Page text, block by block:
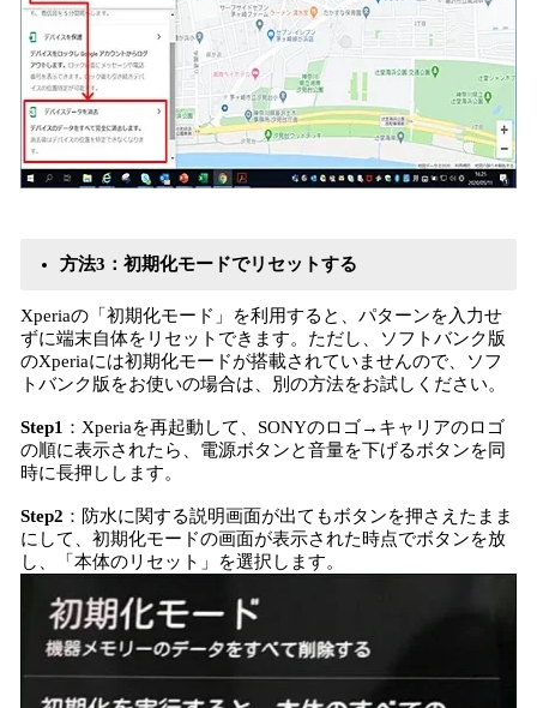
方法3：初期化モードでリセットする
Xperiaの「初期化モード」を利用すると、パターンを入力せ
ずに端末自体をリセットできます。ただし、ソフトバンク版
のXperiaには初期化モードが搭載されていませんので、ソフ
トバンク版をお使いの場合は、別の方法をお試しください。
Step1 ：Xperiaを再起動して、SONYのロゴ→キャリアのロゴ
の順に表示されたら、電源ボタンと音量を下げるボタンを同
時に長押しします。
Step2 ：防水に関する説明画面が出てもボタンを押さえたまま
にして、初期化モードの画面が表示された時点でボタンを放
し、「本体のリセット」を選択します。